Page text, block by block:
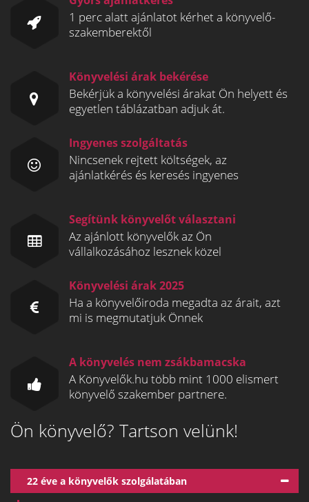
1 perc alatt ajánlatot kérhet a könyvelő-
szakemberektől
Könyvelési árak bekérése
Bekérjük a könyvelési árakat Ön helyett és
egyetlen táblázatban adjuk át.
Ingyenes szolgáltatás
Nincsenek rejtett költségek, az
ajánlatkérés és keresés ingyenes
Segítünk könyvelőt választani
Az ajánlott könyvelők az Ön
vállalkozásához lesznek közel
Könyvelési árak 2025
Ha a könyvelőiroda megadta az árait, azt
mi is megmutatjuk Önnek
A könyvelés nem zsákbamacska
A Könyvelők.hu több mint 1000 elismert
könyvelő szakember partnere.
Ön könyvelő? Tartson velünk!
22 éve a könyvelők szolgálatában